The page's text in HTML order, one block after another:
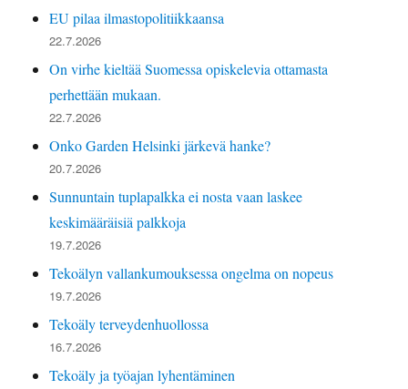
EU pilaa ilmastopolitiikkaansa
22.7.2026
On virhe kieltää Suomessa opiskelevia ottamasta
perhettään mukaan.
22.7.2026
Onko Garden Helsinki järkevä hanke?
20.7.2026
Sunnuntain tuplapalkka ei nosta vaan laskee
keskimääräisiä palkkoja
19.7.2026
Tekoälyn vallankumouksessa ongelma on nopeus
19.7.2026
Tekoäly terveydenhuollossa
16.7.2026
Tekoäly ja työajan lyhentäminen